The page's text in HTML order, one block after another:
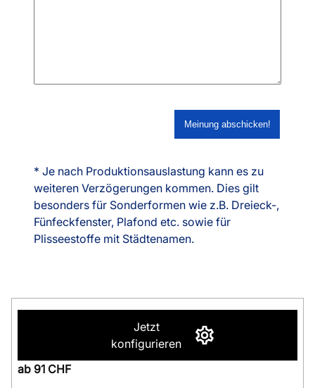
* Je nach Produktionsauslastung kann es zu
weiteren Verzögerungen kommen. Dies gilt
besonders für Sonderformen wie z.B. Dreieck-,
Fünfeckfenster, Plafond etc. sowie für
Plisseestoffe mit Städtenamen.
Jetzt
konfigurieren
ab 91 CHF